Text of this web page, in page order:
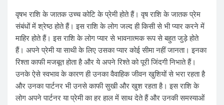
वृषभ राशि के जातक उच्च कोटि के प्रेमी होते हैं। वृष राशि के जातक प्रेम
संबंधों में श्रेष्ठ होते हैं। इस राशि के लोग जल्द ही किसी से भी प्यार करने में
माहिर होते हैं। इस राशि के लोग प्यार से भावनात्मक रूप से बहुत जुड़े होते
हैं। अपने प्रेमी या साथी के लिए उसका प्यार कोई सीमा नहीं जानता। इनका
रिश्ता काफी मजबूत होता है और ये अपने रिश्ते को पूरी जिंदगी निभाते हैं।
उनके ऐसे स्वभाव के कारण ही उनका वैवाहिक जीवन खुशियों से भरा रहता है
और उनका पार्टनर भी उनसे काफी सुखी और खुश रहता है। इस राशि के
लोग अपने पार्टनर या प्रेमी का हर हाल में साथ देते हैं और उनकी समस्याओं